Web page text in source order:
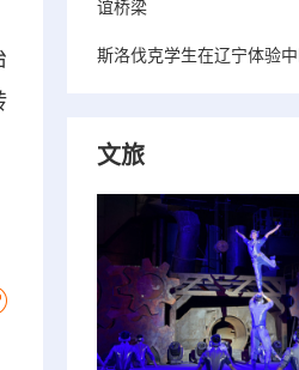
谊桥梁
斯洛伐克学生在辽宁体验
文旅